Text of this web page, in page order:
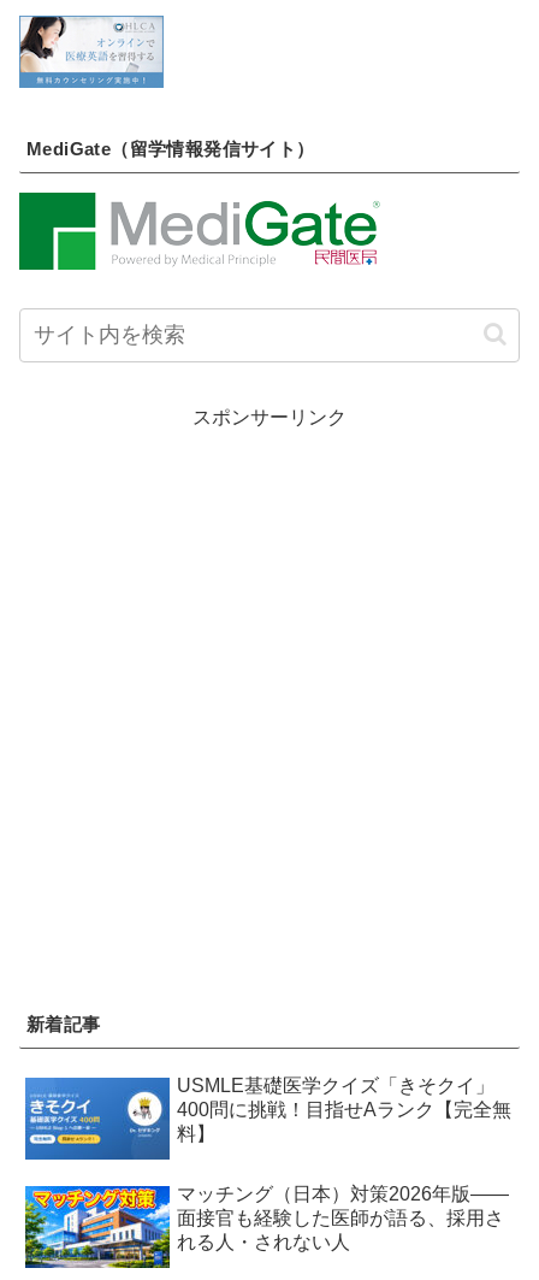
MediGate（留学情報発信サイト）
スポンサーリンク
新着記事
USMLE基礎医学クイズ「きそクイ」
400問に挑戦！目指せAランク【完全無
料】
マッチング（日本）対策2026年版——
面接官も経験した医師が語る、採用さ
れる人・されない人